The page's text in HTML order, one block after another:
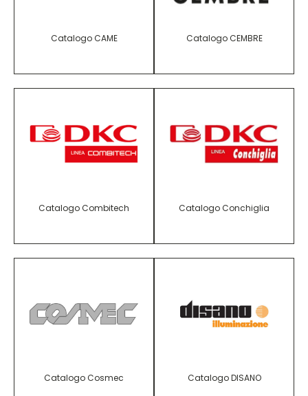
Catalogo CAME Catalogo CEMBRE
Catalogo Combitech Catalogo Conchiglia
Catalogo Cosmec Catalogo DISANO